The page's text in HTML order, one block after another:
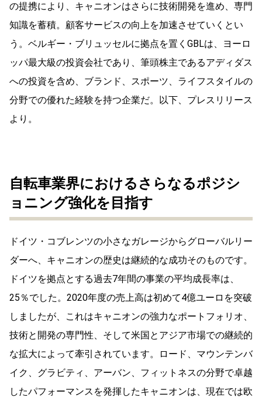
の提携により、キャニオンはさらに技術開発を進め、専門
知識を蓄積。顧客サービスの向上を加速させていくとい
う。ベルギー・ブリュッセルに拠点を置くGBLは、ヨーロ
ッパ最大級の投資会社であり、筆頭株主であるアディダス
への投資を含め、ブランド、スポーツ、ライフスタイルの
分野での優れた経験を持つ企業だ。以下、プレスリリース
より。
自転車業界におけるさらなるポジシ
ョニング強化を目指す
ドイツ・コブレンツの小さなガレージからグローバルリー
ダーへ、キャニオンの歴史は継続的な成功そのものです。
ドイツを拠点とする過去7年間の事業の平均成長率は、
25％でした。2020年度の売上高は初めて4億ユーロを突破
しましたが、これはキャニオンの強力なポートフォリオ、
技術と開発の専門性、そして米国とアジア市場での継続的
な拡大によって牽引されています。ロード、マウンテンバ
イク、グラビティ、アーバン、フィットネスの分野で卓越
したパフォーマンスを発揮したキャニオンは、現在では欧